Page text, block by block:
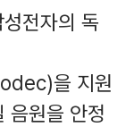
전자의 독
을 지원
원을 안정